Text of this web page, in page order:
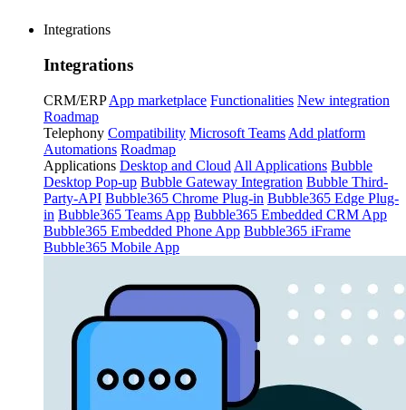
Integrations
Integrations
CRM/ERP App marketplace Functionalities New integration
Roadmap
Telephony Compatibility Microsoft Teams Add platform
Automations Roadmap
Applications Desktop and Cloud All Applications Bubble
Desktop Pop-up Bubble Gateway Integration Bubble Third-
Party-API Bubble365 Chrome Plug-in Bubble365 Edge Plug-
in Bubble365 Teams App Bubble365 Embedded CRM App
Bubble365 Embedded Phone App Bubble365 iFrame
Bubble365 Mobile App